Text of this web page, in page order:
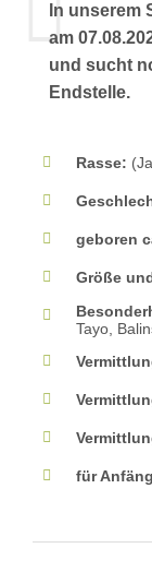
In unserem
am
und sucht
Endstelle.
Rasse:
geboren
Größe
Tayo,
für